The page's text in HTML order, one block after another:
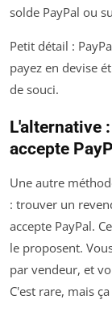
solde PayPal ou
Petit détail :
payez en devise
de souci.
L'alternative
accepte
Une autre
: trouver un
accepte PayPal.
le proposent.
par vendeur, et
C'est rare, mais